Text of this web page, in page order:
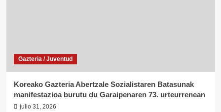
Gazteria / Juventud
Koreako Gazteria Abertzale Sozialistaren Batasunak
manifestazioa burutu du Garaipenaren 73. urteurrenean
julio 31, 2026